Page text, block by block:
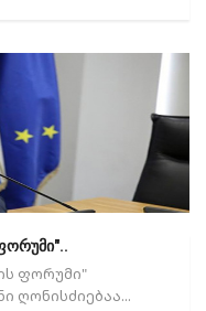
ფორუმი"
ღონისძიებაა...